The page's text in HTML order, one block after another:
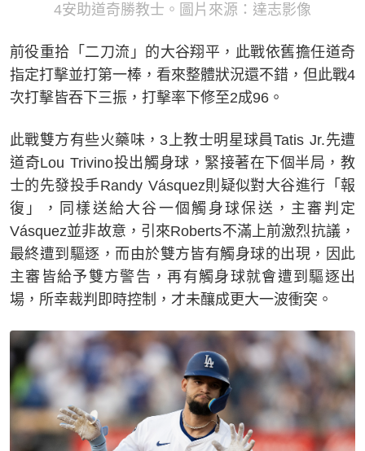
4安助道奇勝教士。圖片來源：達志影像
前役重拾「二刀流」的大谷翔平，此戰依舊擔任道奇
指定打擊並打第一棒，看來整體狀況還不錯，但此戰4
次打擊皆吞下三振，打擊率下修至2成96。
此戰雙方有些火藥味，3上教士明星球員Tatis Jr.先遭
道奇Lou Trivino投出觸身球，緊接著在下個半局，教
士的先發投手Randy Vásquez則疑似對大谷進行「報
復」，同樣送給大谷一個觸身球保送，主審判定
Vásquez並非故意，引來Roberts不滿上前激烈抗議，
最終遭到驅逐，而由於雙方皆有觸身球的出現，因此
主審皆給予雙方警告，再有觸身球就會遭到驅逐出
場，所幸裁判即時控制，才未釀成更大一波衝突。